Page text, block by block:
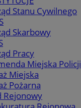
Stanu Cywilnego
Skarbowy
Pracy
Miejska Policji
Miejska
Pożarna
Rejonowy